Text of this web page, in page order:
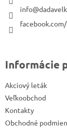
Informácie
Akciový leták
Veľkoobchod
Kontakty
Obchodné